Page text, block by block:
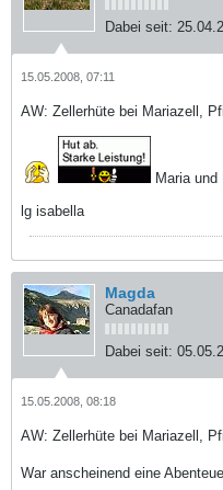
Dabei seit:
15.05.2008, 07:11
AW: Zellerhüte bei Mariazell,
Maria und
lg isabella
Magda
Canadafan
Dabei seit:
15.05.2008, 08:18
AW: Zellerhüte bei Mariazell,
War anscheinend eine